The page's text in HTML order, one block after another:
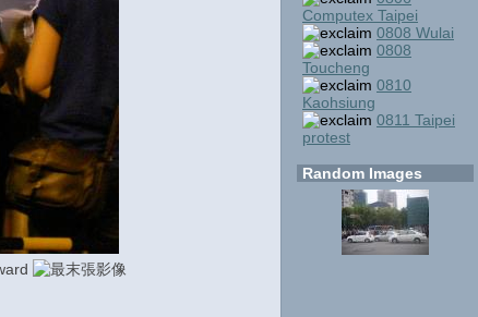
Computex Taipei
0808 Wulai
0808
Toucheng
0810
Kaohsiung
0811 Taipei
protest
Random Images